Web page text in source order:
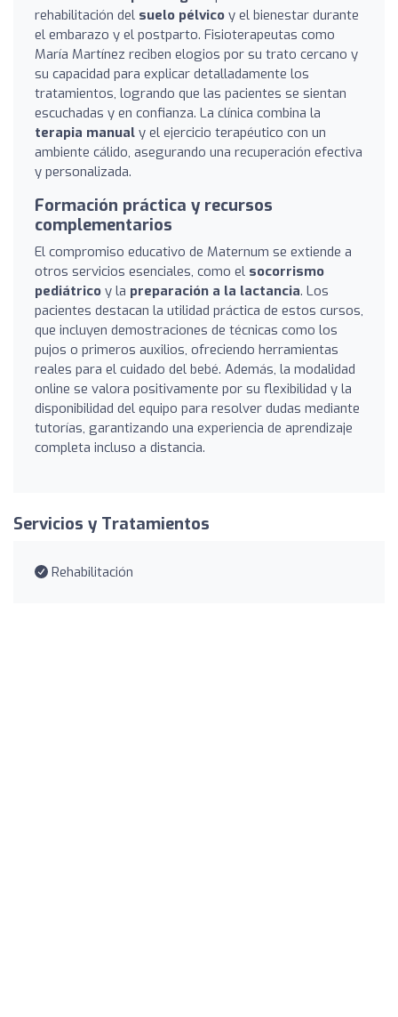
rehabilitación del suelo pélvico y el bienestar durante
el embarazo y el postparto. Fisioterapeutas como
María Martínez reciben elogios por su trato cercano y
su capacidad para explicar detalladamente los
tratamientos, logrando que las pacientes se sientan
escuchadas y en confianza. La clínica combina la
terapia manual y el ejercicio terapéutico con un
ambiente cálido, asegurando una recuperación efectiva
y personalizada.
Formación práctica y recursos
complementarios
El compromiso educativo de Maternum se extiende a
otros servicios esenciales, como el socorrismo
pediátrico y la preparación a la lactancia. Los
pacientes destacan la utilidad práctica de estos cursos,
que incluyen demostraciones de técnicas como los
pujos o primeros auxilios, ofreciendo herramientas
reales para el cuidado del bebé. Además, la modalidad
online se valora positivamente por su flexibilidad y la
disponibilidad del equipo para resolver dudas mediante
tutorías, garantizando una experiencia de aprendizaje
completa incluso a distancia.
Servicios y Tratamientos
Rehabilitación